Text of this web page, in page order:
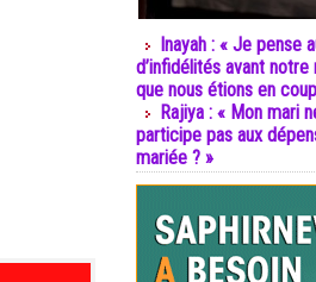
Inayah : « Je pense
d’infidélités avant
que nous étions en
Rajiya : « Mon mari
participe pas aux
mariée ? »